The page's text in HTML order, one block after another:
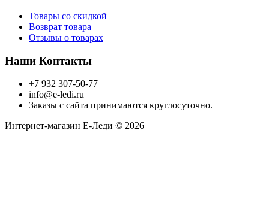
Товары со скидкой
Возврат товара
Отзывы о товарах
Наши Контакты
+7 932 307-50-77
info@e-ledi.ru
Заказы с сайта принимаются круглосуточно.
Интернет-магазин Е-Леди © 2026